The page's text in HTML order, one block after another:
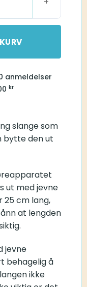
anmeldelser
kr
slange som
bytte den ut
ut med jevne
25 cm lang,
at lengden
jevne
behagelig å
ikke